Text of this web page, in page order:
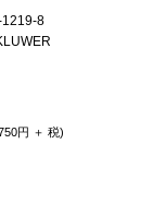
1219-8
円 ＋ 税)